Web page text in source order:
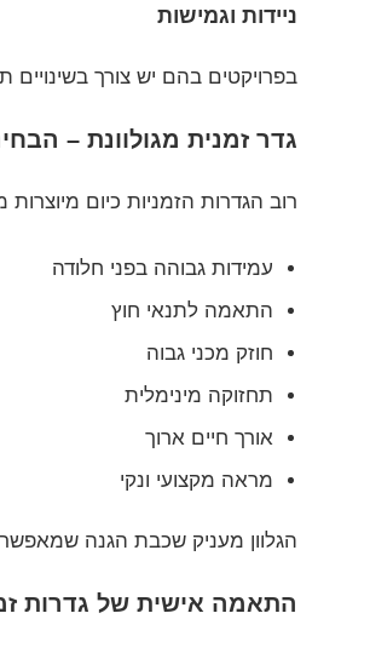
ניידות וגמישות
בפרויקטים בהם יש צורך בשינויים
גדר זמנית מגולוונת –
רוב הגדרות הזמניות כיום
עמידות גבוהה בפני חלודה
התאמה לתנאי חוץ
חוזק מכני גבוה
תחזוקה מינימלית
אורך חיים ארוך
מראה מקצועי ונקי
הגלוון מעניק שכבת הגנה
התאמה אישית של גדרות